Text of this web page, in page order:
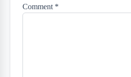
Comment *